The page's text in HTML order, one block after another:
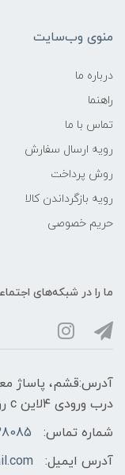
منوی وب‌سایت
درباره ما
راهنما
تماس با ما
رویه ارسال سفارش
روش پرداخت
رویه‌ بازگرداندن کالا
حریم خصوصی
ما را در شبکه‌های
آدرس:قشم، پاساژ
درب ورودی ۴لاین c روبروی اسانسور پلاک۱۴۳7 دنیای جهاز
شماره تماس:
آدرس ایمیل: